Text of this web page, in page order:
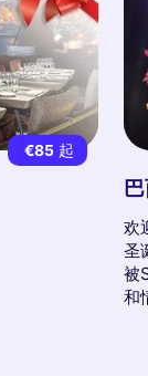
€85 起
欢
圣
被
和